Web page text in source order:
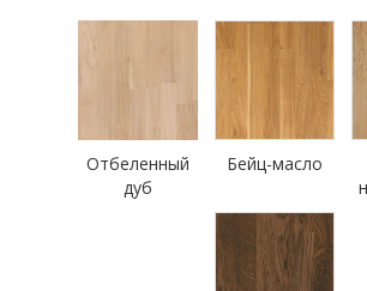
Отбеленный
дуб
Бейц-масло